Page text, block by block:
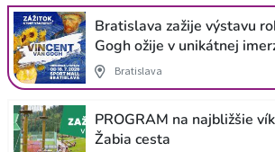
Bratislava zažije výstavu
Gogh ožije v unikátnej
Bratislava
PROGRAM na najbližšie
Žabia cesta